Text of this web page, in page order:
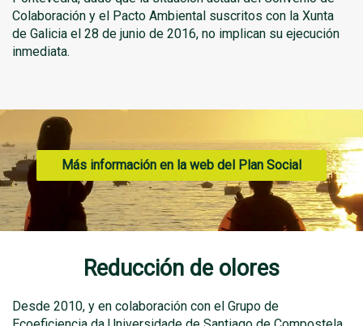
Colaboración y el Pacto Ambiental suscritos con la Xunta
de Galicia el 28 de junio de 2016, no implican su ejecución
inmediata.
Más información en la web del Plan Social
Reducción de olores
Desde 2010, y en colaboración con el Grupo de